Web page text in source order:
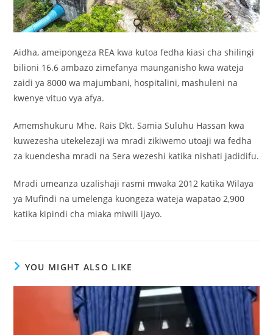
Aidha, ameipongeza REA kwa kutoa fedha kiasi cha shilingi
bilioni 16.6 ambazo zimefanya maunganisho kwa wateja
zaidi ya 8000 wa majumbani, hospitalini, mashuleni na
kwenye vituo vya afya.
Amemshukuru Mhe. Rais Dkt. Samia Suluhu Hassan kwa
kuwezesha utekelezaji wa mradi zikiwemo utoaji wa fedha
za kuendesha mradi na Sera wezeshi katika nishati jadidifu.
Mradi umeanza uzalishaji rasmi mwaka 2012 katika Wilaya
ya Mufindi na umelenga kuongeza wateja wapatao 2,900
katika kipindi cha miaka miwili ijayo.
YOU MIGHT ALSO LIKE